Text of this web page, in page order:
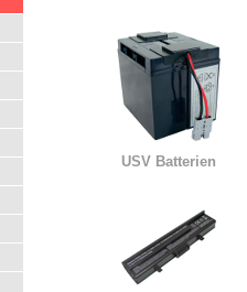
USV Batterien